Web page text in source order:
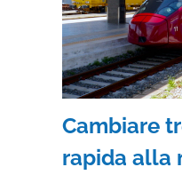
Cambiare
rapida alla